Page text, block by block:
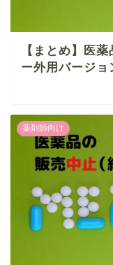
【まとめ】医
ー外用バージョ
薬剤師向け